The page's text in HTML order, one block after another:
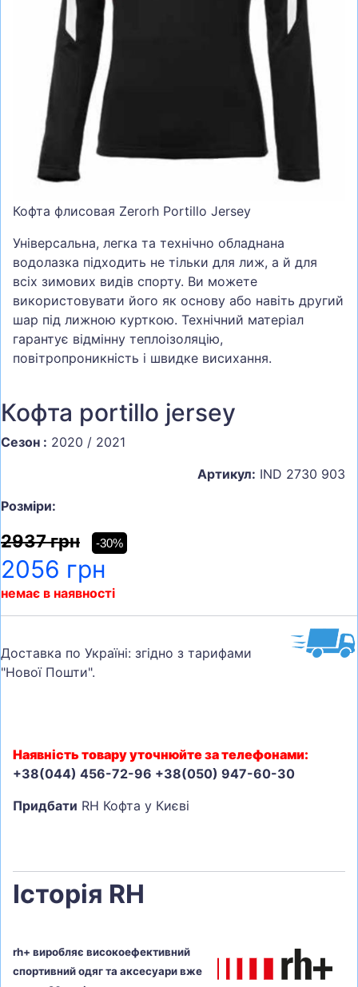
ВЕЛОСИПЕДИ
САМОКАТИ
ТЕНІС, БАДМІНТОН
ВОДНІ ВИДИ СПОРТУ
ТУРИЗМ
Кофта флисовая Zerorh Portillo Jersey
Універсальна, легка та технічно обладнана
водолазка підходить не тільки для лиж, а й для
всіх зимових видів спорту. Ви можете
використовувати його як основу або навіть другий
шар під лижною курткою. Технічний матеріал
гарантує відмінну теплоізоляцію,
повітропроникність і швидке висихання.
Кофта portillo jersey
Сезон : 2020 / 2021
Артикул: IND 2730 903
Розміри:
2937 грн -30%
2056 грн
немає в наявності
Доставка по Україні: згідно з тарифами
"Нової Пошти".
Наявність товару уточнюйте за телефонами:
+38(044) 456-72-96 +38(050) 947-60-30
Придбати RH Кофта у Києві
Історія RH
rh+ виробляє високоефективний
спортивний одяг та аксесуари вже